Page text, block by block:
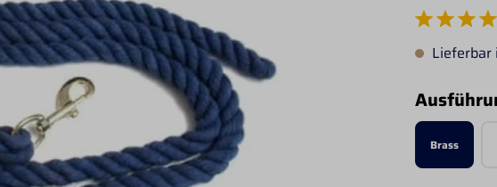
Lieferbar
Brass